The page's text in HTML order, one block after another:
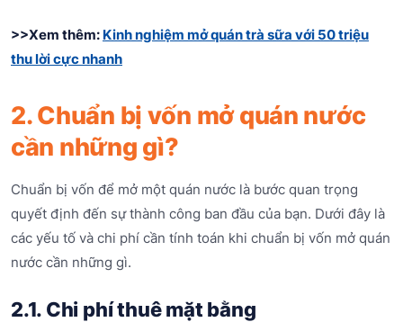
>>Xem thêm: Kinh nghiệm mở quán trà sữa với 50 triệu
thu lời cực nhanh
2. Chuẩn bị vốn mở quán nước
cần những gì?
Chuẩn bị vốn để mở một quán nước là bước quan trọng
quyết định đến sự thành công ban đầu của bạn. Dưới đây là
các yếu tố và chi phí cần tính toán khi chuẩn bị vốn mở quán
nước cần những gì.
2.1. Chi phí thuê mặt bằng